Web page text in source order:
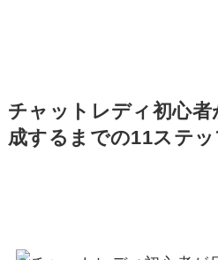
チャットレディ初心者
成するまでの11ステッ